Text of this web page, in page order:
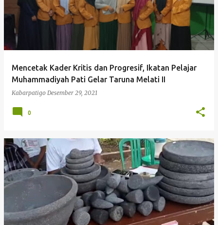
Mencetak Kader Kritis dan Progresif, Ikatan Pelajar
Muhammadiyah Pati Gelar Taruna Melati II
Kabarpatigo Desember 29, 2021
0